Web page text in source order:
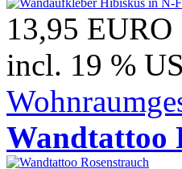
13,95 EURO
incl. 19 %
Wandtattoo